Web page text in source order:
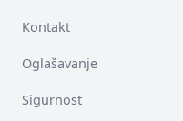
Kontakt
Oglašavanje
Sigurnost